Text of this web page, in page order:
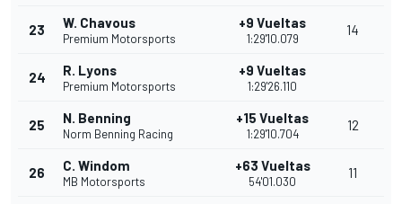
23 W. Chavous
Premium Motorsports
+9 Vueltas
1:29'10.079
14
24 R. Lyons
Premium Motorsports
+9 Vueltas
1:29'26.110
25 N. Benning
Norm Benning Racing
+15 Vueltas
1:29'10.704
12
26 C. Windom
MB Motorsports
+63 Vueltas
54'01.030
11